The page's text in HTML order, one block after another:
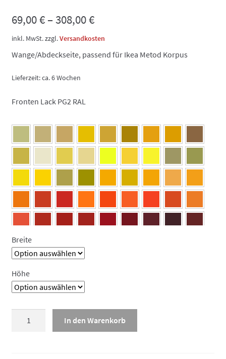
69,00€– 308,00€
inkl. MwSt.zzgl.Versandkosten
Wange/Abdeckseite, passend für Ikea Metod Korpus
Lieferzeit:ca. 6 Wochen
Fronten Lack PG2 RAL
Breite
Höhe
In den Warenkorb